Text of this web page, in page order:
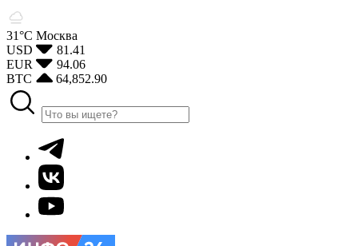
31°С Москва
USD
81.41
EUR
94.06
BTC
64,852.90